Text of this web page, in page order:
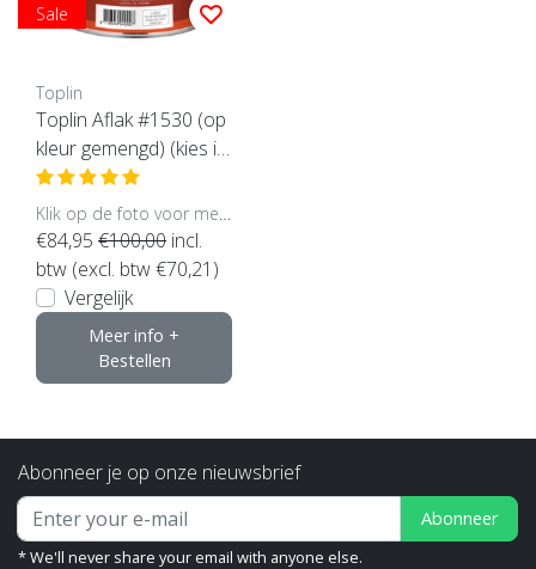
Sale
Toplin
Toplin Aflak #1530 (op
kleur gemengd) (kies in
houd en glans)
€84,95 €100,00 incl.
btw (excl. btw €70,21)
Vergelijk
Meer info +
Bestellen
Abonneer je op onze nieuwsbrief
Abonneer
* We'll never share your email with anyone else.